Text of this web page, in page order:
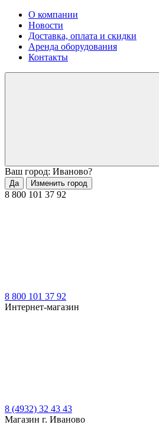
О компании
Новости
Доставка, оплата и скидки
Аренда оборудования
Контакты
Ваш город: Иваново?
Да Изменить город
8 800 101 37 92
8 800 101 37 92
Интернет-магазин
8 (4932) 32 43 43
Магазин г. Иваново